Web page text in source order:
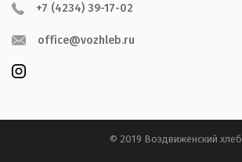
+7 (4234) 39-17-02
office@vozhleb.ru
© 2019 Воздвиженский хлеб